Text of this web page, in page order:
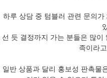
하루 상담 중 텀블러 관련 문의
선 듯 결정까지 가는 분들은 많
족이라
일반 상품과 달리 홍보성 판촉물